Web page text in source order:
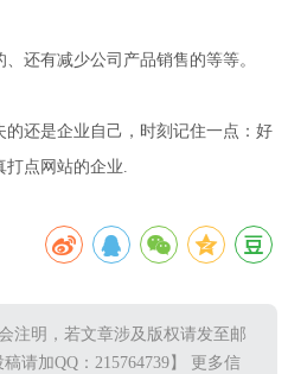
还有减少公司产品销售的等等。
还是企业自己，时刻记住一点：好
打点网站的企业.
注明，若文章涉及版权请发至邮
请加QQ：215764739】 更多信